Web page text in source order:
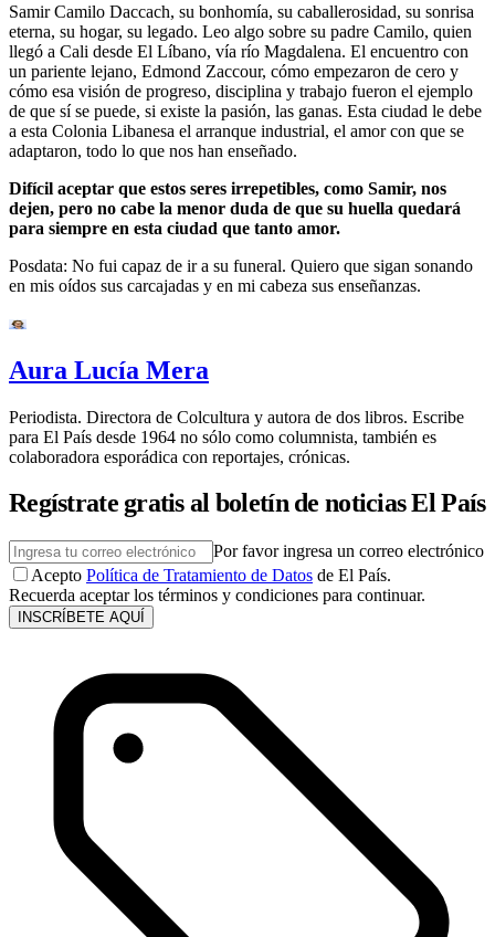
Samir Camilo Daccach, su bonhomía, su caballerosidad, su sonrisa
eterna, su hogar, su legado. Leo algo sobre su padre Camilo, quien
llegó a Cali desde El Líbano, vía río Magdalena. El encuentro con
un pariente lejano, Edmond Zaccour, cómo empezaron de cero y
cómo esa visión de progreso, disciplina y trabajo fueron el ejemplo
de que sí se puede, si existe la pasión, las ganas. Esta ciudad le debe
a esta Colonia Libanesa el arranque industrial, el amor con que se
adaptaron, todo lo que nos han enseñado.
Difícil aceptar que estos seres irrepetibles, como Samir, nos
dejen, pero no cabe la menor duda de que su huella quedará
para siempre en esta ciudad que tanto amor.
Posdata: No fui capaz de ir a su funeral. Quiero que sigan sonando
en mis oídos sus carcajadas y en mi cabeza sus enseñanzas.
Aura Lucía Mera
Periodista. Directora de Colcultura y autora de dos libros. Escribe
para El País desde 1964 no sólo como columnista, también es
colaboradora esporádica con reportajes, crónicas.
Regístrate gratis al boletín de noticias El País
Por favor ingresa un correo electrónico
Acepto Política de Tratamiento de Datos de El País.
Recuerda aceptar los términos y condiciones para continuar.
INSCRÍBETE AQUÍ